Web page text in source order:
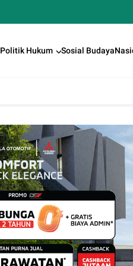
Politik Hukum Sosial Budaya
Pendaftaran